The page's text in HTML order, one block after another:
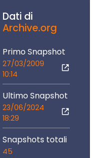
Dati di
Archive.org
Primo Snapshot
27/03/2009
10:14
Ultimo Snapshot
23/06/2024
18:29
Snapshots totali
45